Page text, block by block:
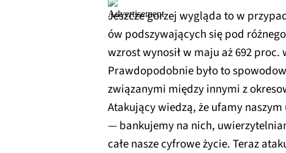
Jeszcze gorzej wygląda to w
ów podszywających się pod
wzrost wynosił w maju aż 692
Prawdopodobnie było to
związanymi między innymi z
Atakujący wiedzą, że ufamy
— bankujemy na nich,
całe nasze cyfrowe życie. Teraz